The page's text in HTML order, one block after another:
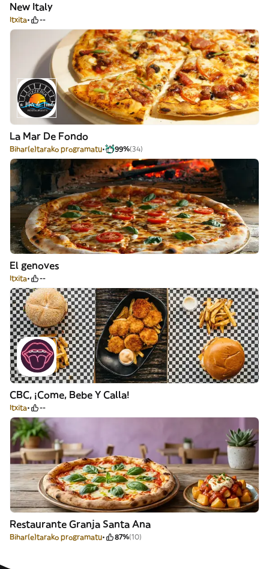
New Italy
Itxita --
La Mar De Fondo
Bihar(e)tarako programatu 99%(34)
El genoves
Itxita --
CBC, ¡Come, Bebe Y Calla!
Itxita --
Restaurante Granja Santa Ana
Bihar(e)tarako programatu 87%(10)